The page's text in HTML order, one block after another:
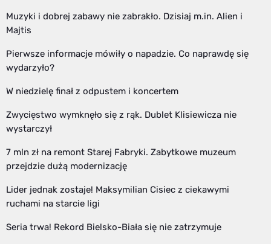
Muzyki i dobrej zabawy nie zabrakło. Dzisiaj m.in. Alien i
Majtis
Pierwsze informacje mówiły o napadzie. Co naprawdę się
wydarzyło?
W niedzielę finał z odpustem i koncertem
Zwycięstwo wymknęło się z rąk. Dublet Klisiewicza nie
wystarczył
7 mln zł na remont Starej Fabryki. Zabytkowe muzeum
przejdzie dużą modernizację
Lider jednak zostaje! Maksymilian Cisiec z ciekawymi
ruchami na starcie ligi
Seria trwa! Rekord Bielsko-Biała się nie zatrzymuje